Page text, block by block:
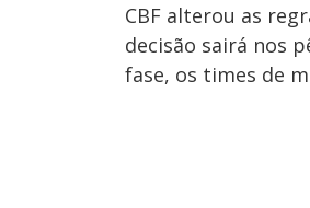
CBF alterou as
decisão sairá nos
fase, os times de